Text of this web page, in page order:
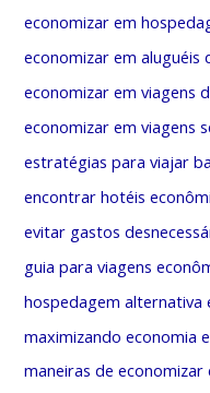
economizar em
economizar em aluguéis
economizar em viagens
economizar em viagens
estratégias para viajar
encontrar hotéis
evitar gastos
guia para viagens
hospedagem alternativa
maximizando economia
maneiras de economizar